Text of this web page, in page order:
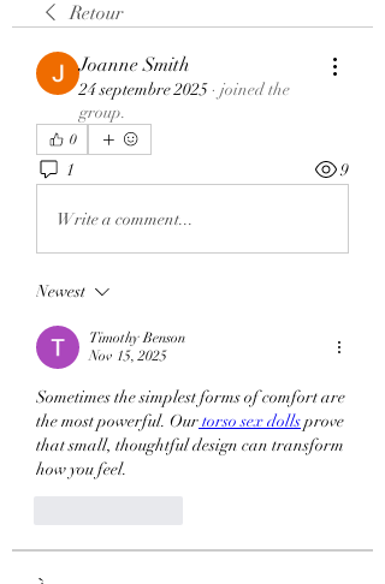
Retour
Joanne Smith
24 septembre 2025 · joined the
group.
0
1 9
Write a comment...
Newest
Timothy Benson
Nov 15, 2025
Sometimes the simplest forms of comfort are
the most powerful. Our torso sex dolls prove
that small, thoughtful design can transform
how you feel.